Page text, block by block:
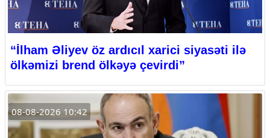
“İlham Əliyev öz ardıcıl xarici siyasəti ilə
ölkəmizi brend ölkəyə çevirdi”
08-08-2026 10:42